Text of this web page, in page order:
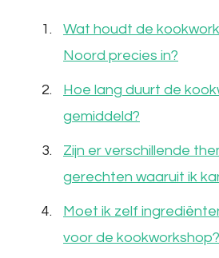
Wat houdt de
Noord precies in?
Hoe lang duurt de
gemiddeld?
Zijn er verschillende
gerechten waaruit ik
Moet ik zelf
voor de kookworkshop?